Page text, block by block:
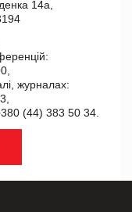
14а,
журналах:
(44) 383 50 34.